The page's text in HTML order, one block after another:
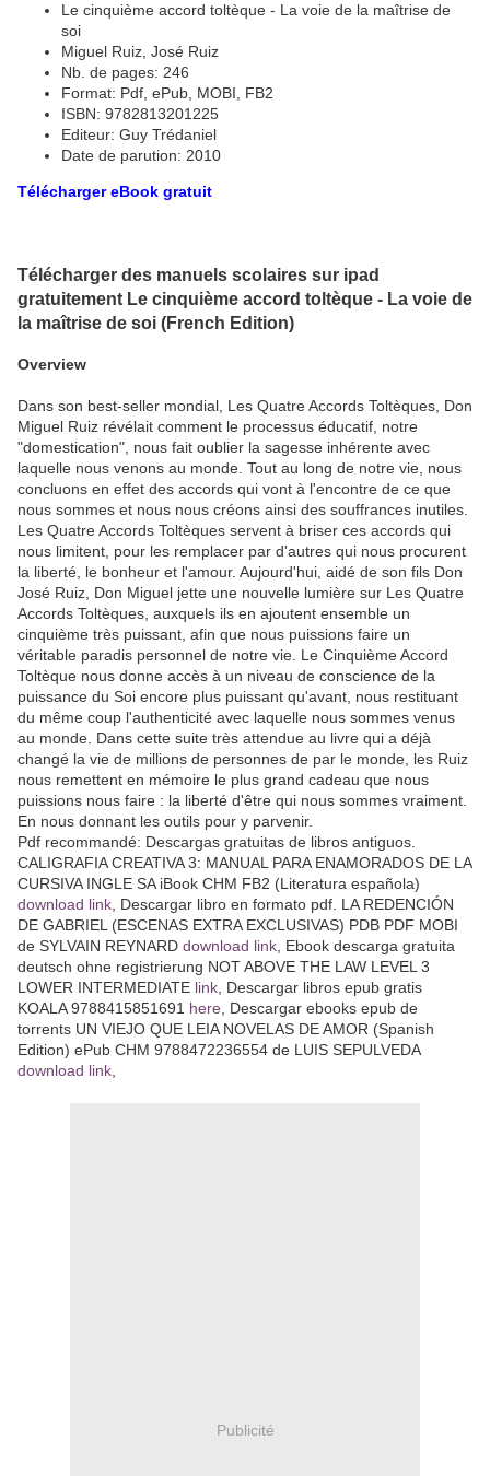
Le cinquième accord toltèque - La voie de la maîtrise de
soi
Miguel Ruiz, José Ruiz
Nb. de pages: 246
Format: Pdf, ePub, MOBI, FB2
ISBN: 9782813201225
Editeur: Guy Trédaniel
Date de parution: 2010
Télécharger eBook gratuit
Télécharger des manuels scolaires sur ipad
gratuitement Le cinquième accord toltèque - La voie de
la maîtrise de soi (French Edition)
Overview
Dans son best-seller mondial, Les Quatre Accords Toltèques, Don
Miguel Ruiz révélait comment le processus éducatif, notre
"domestication", nous fait oublier la sagesse inhérente avec
laquelle nous venons au monde. Tout au long de notre vie, nous
concluons en effet des accords qui vont à l'encontre de ce que
nous sommes et nous nous créons ainsi des souffrances inutiles.
Les Quatre Accords Toltèques servent à briser ces accords qui
nous limitent, pour les remplacer par d'autres qui nous procurent
la liberté, le bonheur et l'amour. Aujourd'hui, aidé de son fils Don
José Ruiz, Don Miguel jette une nouvelle lumière sur Les Quatre
Accords Toltèques, auxquels ils en ajoutent ensemble un
cinquième très puissant, afin que nous puissions faire un
véritable paradis personnel de notre vie. Le Cinquième Accord
Toltèque nous donne accès à un niveau de conscience de la
puissance du Soi encore plus puissant qu'avant, nous restituant
du même coup l'authenticité avec laquelle nous sommes venus
au monde. Dans cette suite très attendue au livre qui a déjà
changé la vie de millions de personnes de par le monde, les Ruiz
nous remettent en mémoire le plus grand cadeau que nous
puissions nous faire : la liberté d'être qui nous sommes vraiment.
En nous donnant les outils pour y parvenir.
Pdf recommandé: Descargas gratuitas de libros antiguos.
CALIGRAFIA CREATIVA 3: MANUAL PARA ENAMORADOS DE LA
CURSIVA INGLE SA iBook CHM FB2 (Literatura española)
download link , Descargar libro en formato pdf. LA REDENCIÓN
DE GABRIEL (ESCENAS EXTRA EXCLUSIVAS) PDB PDF MOBI
de SYLVAIN REYNARD download link , Ebook descarga gratuita
deutsch ohne registrierung NOT ABOVE THE LAW LEVEL 3
LOWER INTERMEDIATE link , Descargar libros epub gratis
KOALA 9788415851691 here , Descargar ebooks epub de
torrents UN VIEJO QUE LEIA NOVELAS DE AMOR (Spanish
Edition) ePub CHM 9788472236554 de LUIS SEPULVEDA
download link
Publicité